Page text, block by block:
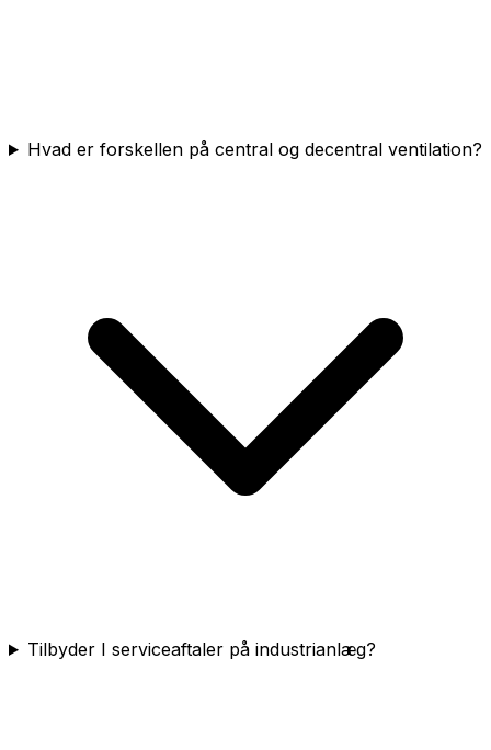
Hvad er forskellen på central og decentral ventilation?
Tilbyder I serviceaftaler på industrianlæg?